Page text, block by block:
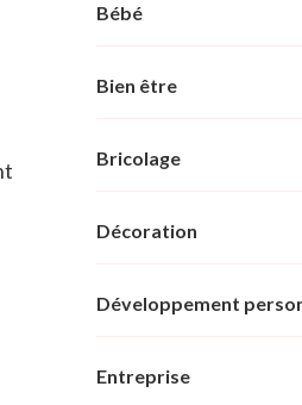
Bébé
Bien être
Bricolage
Décoration
Développement
Entreprise